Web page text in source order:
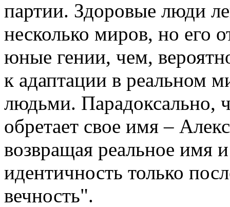
партии. Здоровые люди
несколько миров, но его
юные гении, чем,
к адаптации в реальном
людьми. Парадоксально,
обретает свое имя –
возвращая реальное имя
идентичность только
вечность".